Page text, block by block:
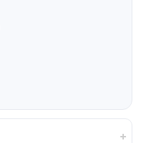
R$ 42,90